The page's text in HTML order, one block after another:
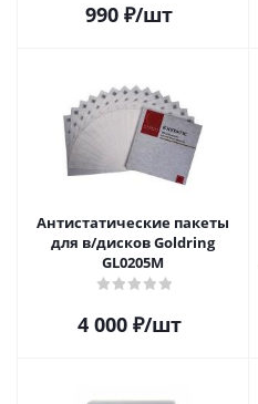
990 ₽/шт
Антистатические пакеты
для в/дисков Goldring
GL0205M
4 000₽/шт